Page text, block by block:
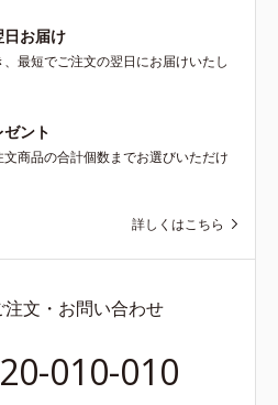
お届け
最短でご注文の翌日にお届けいたし
ント
商品の合計個数までお選びいただけ
詳しくはこちら
文・お問い合わせ
010-010